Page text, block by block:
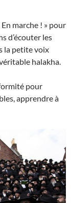
marche ! » pour
d’écouter les
la petite voix
halakha.
pour
apprendre à